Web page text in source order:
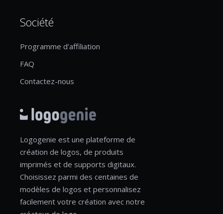
Société
Programme d'affiliation
FAQ
Contactez-nous
Logogenie est une plateforme de
création de logos, de produits
imprimés et de supports digitaux.
Choisissez parmi des centaines de
modèles de logos et personnalisez
facilement votre création avec notre